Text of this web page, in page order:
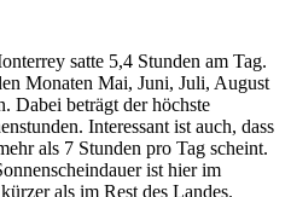
satte 5,4 Stunden am Tag.
Monaten Mai, Juni, Juli, August
Dabei beträgt der höchste
Interessant ist auch, dass
als 7 Stunden pro Tag scheint.
ist hier im
als im Rest des Landes.